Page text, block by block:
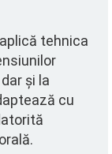
tehnica
și la
cu